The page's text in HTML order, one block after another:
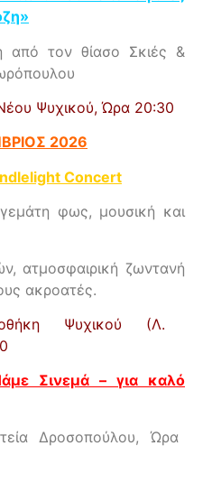
από τον θίασο Σκιές &
Ψυχικού,Ώρα 20:30
2026
Concert
φως, μουσική και
ατμοσφαιρική ζωντανή
ακροατές.
Ψυχικού (Λ.
Σινεμά – για καλό
Δροσοπούλου,Ώρα